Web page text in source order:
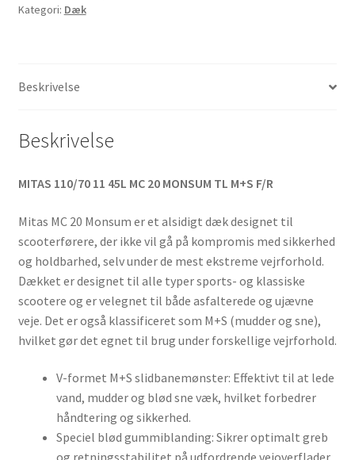
Kategori: Dæk
Beskrivelse
Beskrivelse
MITAS 110/70 11 45L MC 20 MONSUM TL M+S F/R
Mitas MC 20 Monsum er et alsidigt dæk designet til
scooterførere, der ikke vil gå på kompromis med sikkerhed
og holdbarhed, selv under de mest ekstreme vejrforhold.
Dækket er designet til alle typer sports- og klassiske
scootere og er velegnet til både asfalterede og ujævne
veje. Det er også klassificeret som M+S (mudder og sne),
hvilket gør det egnet til brug under forskellige vejrforhold.
V-formet M+S slidbanemønster: Effektivt til at lede
vand, mudder og blød sne væk, hvilket forbedrer
håndtering og sikkerhed.
Speciel blød gummiblanding: Sikrer optimalt greb